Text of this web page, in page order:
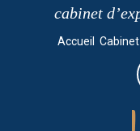
cabinet
Accueil Cabinet